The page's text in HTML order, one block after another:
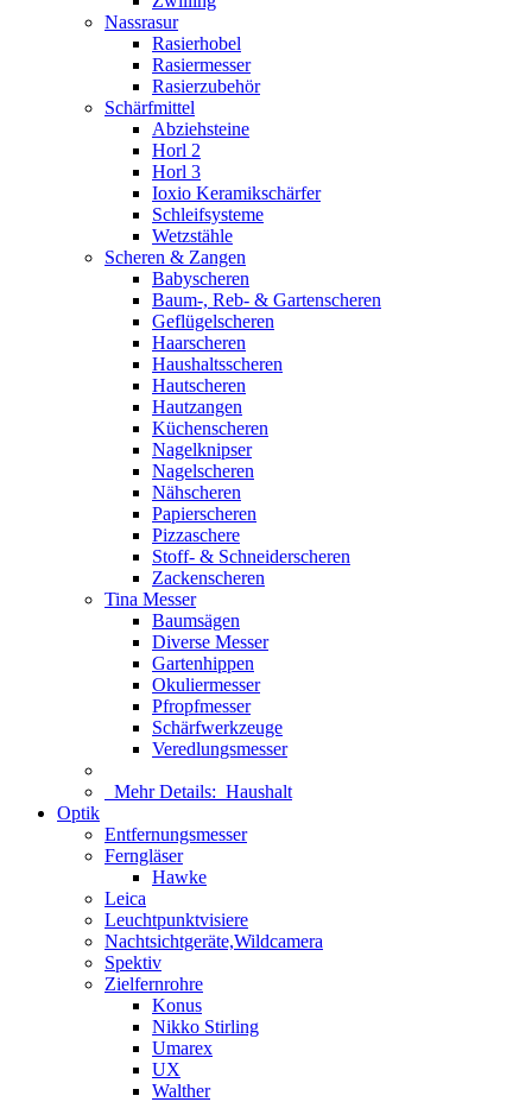
Nassrasur
Rasierhobel
Rasiermesser
Rasierzubehör
Schärfmittel
Abziehsteine
Horl 2
Horl 3
Ioxio Keramikschärfer
Schleifsysteme
Wetzstähle
Scheren & Zangen
Babyscheren
Baum-, Reb- & Gartenscheren
Geflügelscheren
Haarscheren
Haushaltsscheren
Hautscheren
Hautzangen
Küchenscheren
Nagelknipser
Nagelscheren
Nähscheren
Papierscheren
Pizzaschere
Stoff- & Schneiderscheren
Zackenscheren
Tina Messer
Baumsägen
Diverse Messer
Gartenhippen
Okuliermesser
Pfropfmesser
Schärfwerkzeuge
Veredlungsmesser
Mehr Details: Haushalt
Optik
Entfernungsmesser
Ferngläser
Hawke
Leica
Leuchtpunktvisiere
Nachtsichtgeräte,Wildcamera
Spektiv
Zielfernrohre
Konus
Nikko Stirling
Umarex
UX
Walther